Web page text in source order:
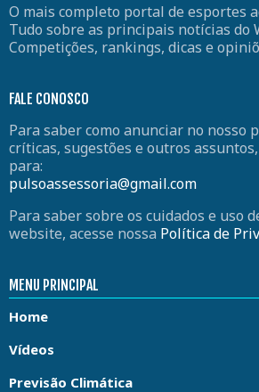
O mais completo portal de esportes
Tudo sobre as principais notícias do
Competições, rankings, dicas e
FALE CONOSCO
Para saber como anunciar no nosso
críticas, sugestões e outros
para:
pulsoassessoria@gmail.com
Para saber sobre os cuidados e uso
website, acesse nossa Política de
MENU PRINCIPAL
Home
Vídeos
Previsão Climática